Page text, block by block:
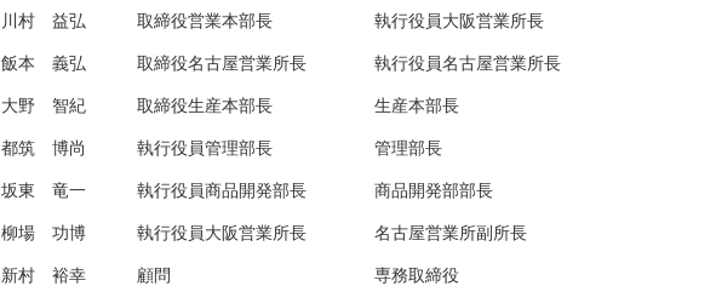
川村 益弘 取締役営業本部長 執行役員大阪営業所長
飯本 義弘 取締役名古屋営業所長 執行役員名古屋営業所長
大野 智紀 取締役生産本部長 生産本部長
都筑 博尚 執行役員管理部長 管理部長
坂東 竜一 執行役員商品開発部長 商品開発部部長
柳場 功博 執行役員大阪営業所長 名古屋営業所副所長
新村 裕幸 顧問 専務取締役